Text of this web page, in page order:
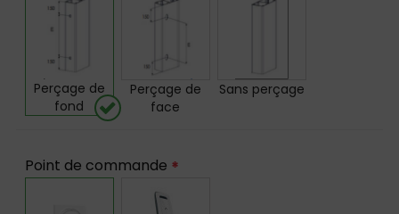
Perçage de
fond
Perçage de
face
Sans perçage
Point de commande *